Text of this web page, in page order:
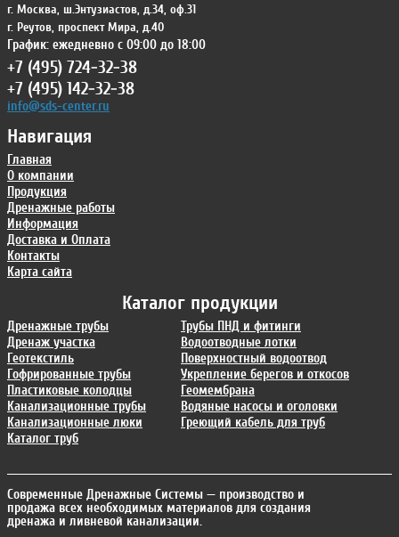
Каталог продукции
Дренажные трубы
Дренаж участка
Геотекстиль
Гофрированные трубы
Пластиковые колодцы
Канализационные трубы
Канализационные люки
Каталог труб
Трубы ПНД и фитинги
Водоотводные лотки
Поверхностный водоотвод
Укрепление берегов и откосов
Геомембрана
Водяные насосы и оголовки
Греющий кабель для труб
Навигация
Главная
О компании
Продукция
Дренажные работы
Информация
Доставка и Оплата
Контакты
Карта сайта
г. Москва, ш.Энтузиастов, д.34, оф.31
г. Реутов, проспект Мира, д.40
График: ежедневно с 09:00 до 18:00
+7 (495) 724-32-38
+7 (495) 142-32-38
info@sds-center.ru
Современные Дренажные Системы — производство и
продажа всех необходимых материалов для создания
дренажа и ливневой канализации.